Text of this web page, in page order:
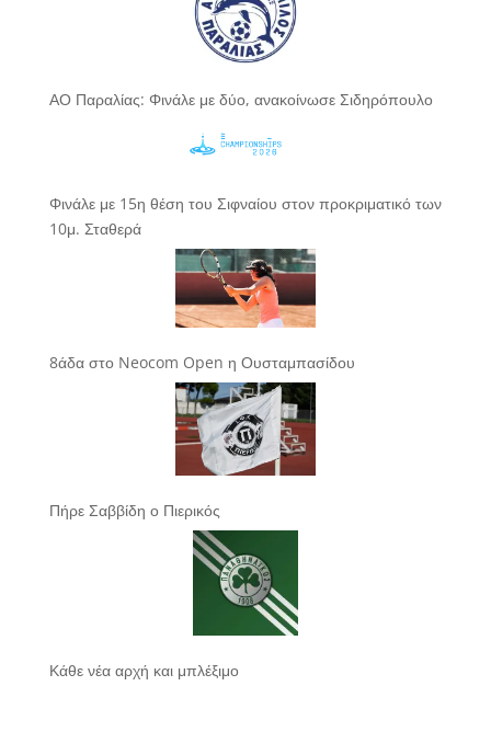
ΑΟ Παραλίας: Φινάλε με δύο, ανακοίνωσε Σιδηρόπουλο
Φινάλε με 15η θέση του Σιφναίου στον προκριματικό των
10μ. Σταθερά
8άδα στο Neocom Open η Ουσταμπασίδου
Πήρε Σαββίδη ο Πιερικός
Κάθε νέα αρχή και μπλέξιμο